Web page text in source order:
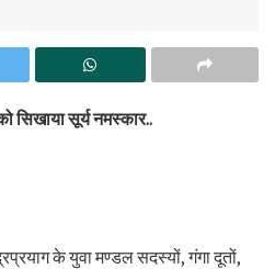
सिखाया सूर्य नमस्कार..
के युवा मण्डल सदस्यों, गंगा दूतों,